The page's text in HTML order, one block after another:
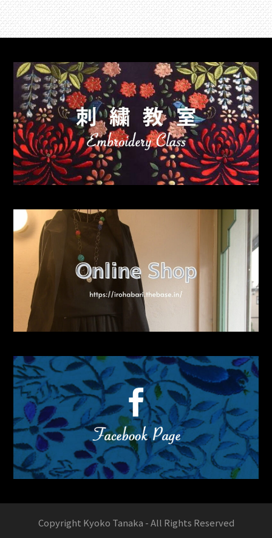
Copyright Kyoko Tanaka - All Rights Reserved